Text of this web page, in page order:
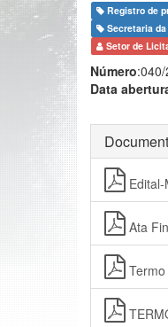
Registro de
Secretaria
Setor de
Número
Data
Edital-
Ata